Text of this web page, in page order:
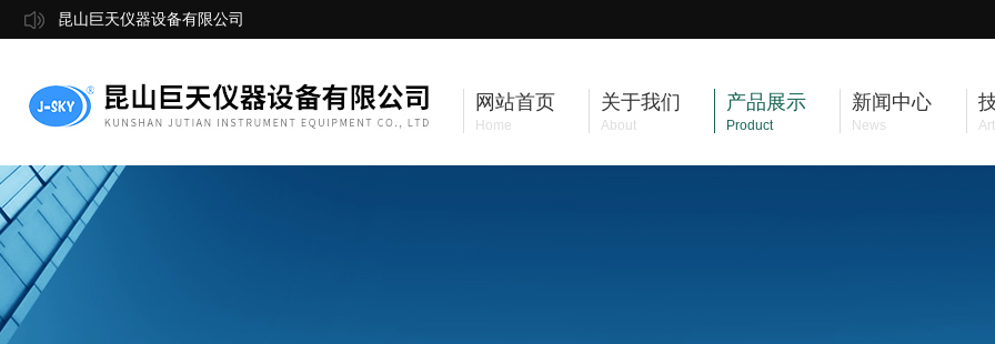
昆山巨天仪器设备有限公司
网站首页
Home
关于我们
About
产品展示
Product
新闻中心
News